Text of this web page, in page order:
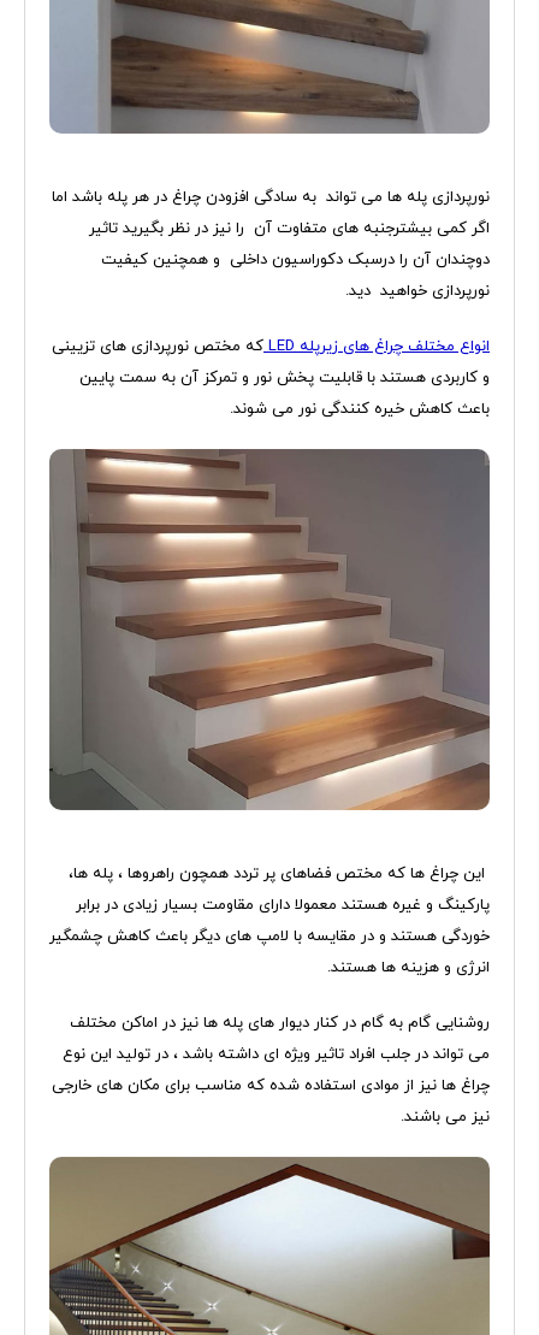
نورپردازی پله ها می تواند به سادگی افزودن چراغ در هر پله باشد اما
اگر کمی بیشترجنبه های متفاوت آن را نیز در نظر بگیرید تاثیر
دوچندان آن را درسبک دکوراسیون داخلی و همچنین کیفیت
نورپردازی خواهید دید.
انواع مختلف چراغ های زیرپلهLED که مختص نورپردازی های تزیینی
و کاربردی هستند با قابلیت پخش نور و تمرکز آن به سمت پایین
باعث کاهش خیره کنندگی نور می شوند.
این چراغ ها که مختص فضاهای پر تردد همچون راهروها ، پله ها،
پارکینگ و غیره هستند معمولا دارای مقاومت بسیار زیادی در برابر
خوردگی هستند و در مقایسه با لامپ های دیگر باعث کاهش چشمگیر
انرژی و هزینه ها هستند.
روشنایی گام به گام در کنار دیوار های پله ها نیز در اماکن مختلف
می تواند در جلب افراد تاثیر ویژه ای داشته باشد ، در تولید این نوع
چراغ ها نیز از موادی استفاده شده که مناسب برای مکان های خارجی
نیز می باشند.